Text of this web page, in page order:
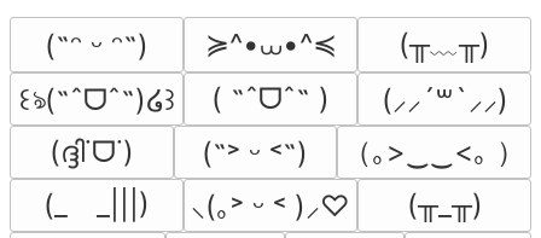
(˶ᵔ ᵕ ᵔ˶) ≽^•⩊•^≼
(╥﹏╥)
꒰ঌ(˶ˆᗜˆ˵)໒꒱
( ˶ˆᗜˆ˵ )
(⸝⸝´꒳`⸝⸝)
(ദ്ദി˙ᗜ˙)
(˶˃ ᵕ ˂˶)
（｡>‿‿<｡ ）
(_　_|||)
⸜(｡˃ ᵕ ˂ )⸝♡
(╥_╥)